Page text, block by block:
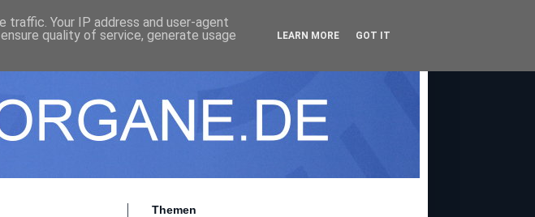
Themen
Your IP address and user-agent
quality of service, generate usage
LEARN MORE GOT IT